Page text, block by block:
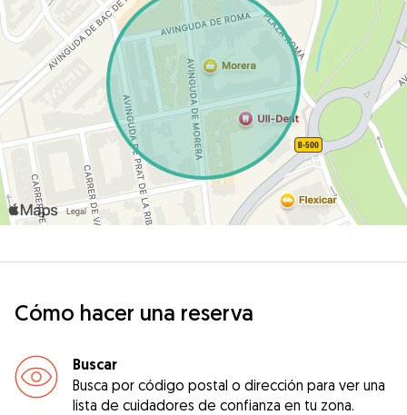
Cómo hacer una reserva
Buscar
Busca por código postal o dirección para ver una
lista de cuidadores de confianza en tu zona.